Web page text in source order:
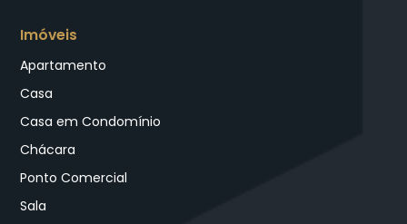
Imóveis
Apartamento
Casa
Casa em Condomínio
Chácara
Ponto Comercial
Sala